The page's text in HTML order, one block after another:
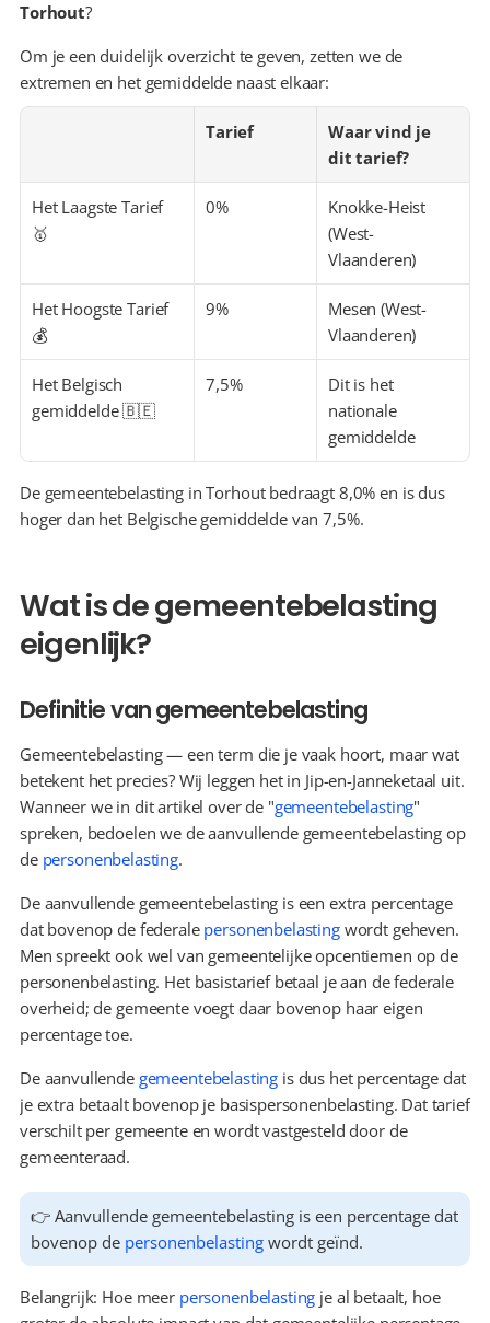
Torhout?
Om je een duidelijk overzicht te geven, zetten we de
extremen en het gemiddelde naast elkaar:
Tarief
Waar vind je
dit tarief?
Het Laagste Tarief
🥇
0%
Knokke-Heist
(West-
Vlaanderen)
Het Hoogste Tarief
💰
9%
Mesen (West-
Vlaanderen)
Het Belgisch
gemiddelde 🇧🇪
7,5%
Dit is het
nationale
gemiddelde
De gemeentebelasting in Torhout bedraagt 8,0% en is dus
hoger dan het Belgische gemiddelde van 7,5%.
Wat is de gemeentebelasting
eigenlijk?
Definitie van gemeentebelasting
Gemeentebelasting — een term die je vaak hoort, maar wat
betekent het precies? Wij leggen het in Jip-en-Janneketaal uit.
Wanneer we in dit artikel over de "gemeentebelasting"
spreken, bedoelen we de aanvullende gemeentebelasting op
de personenbelasting.
De aanvullende gemeentebelasting is een extra percentage
dat bovenop de federale personenbelasting wordt geheven.
Men spreekt ook wel van gemeentelijke opcentiemen op de
personenbelasting. Het basistarief betaal je aan de federale
overheid; de gemeente voegt daar bovenop haar eigen
percentage toe.
De aanvullende gemeentebelasting is dus het percentage dat
je extra betaalt bovenop je basispersonenbelasting. Dat tarief
verschilt per gemeente en wordt vastgesteld door de
gemeenteraad.
👉 Aanvullende gemeentebelasting is een percentage dat
bovenop de personenbelasting wordt geïnd.
Belangrijk: Hoe meer personenbelasting je al betaalt, hoe